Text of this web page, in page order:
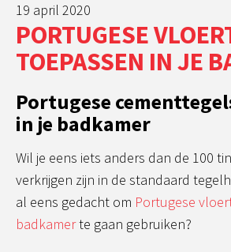
19 april 2020
PORTUGESE
TOEPASSEN IN JE
Portugese
in je badkamer
Wil je eens iets anders dan de 100
verkrijgen zijn in de standaard
al eens gedacht om Portugese
badkamerte gaan gebruiken?